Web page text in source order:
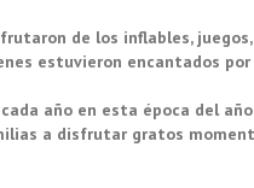
de los inflables,
estuvieron encantados
año en esta época del
a disfrutar gratos